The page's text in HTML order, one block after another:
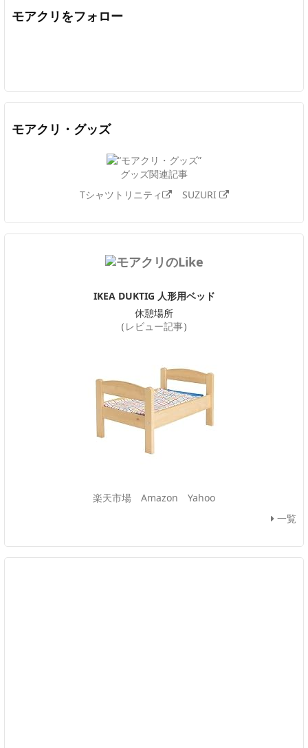
モアクリをフォロー
モアクリ・グッズ
グッズ関連記事
Tシャツトリニティ
SUZURI
IKEA DUKTIG 人形用ベッド
休憩場所
（ レビュー記事）
楽天市場 Amazon
Yahoo
一覧